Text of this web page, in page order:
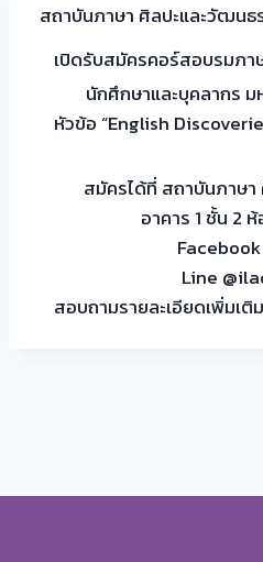
สถาบันภาษา ศิลปะและวัฒน
เปิดรับสมัครคอร์สอบรมภา
นักศึกษาและบุคลากร
หัวข้อ “English
สมัครได้ที่ สถาบันภาษ
อาคาร 1 ชั้น 2
Line
สอบถามรายละเอียดเพิ่มเ